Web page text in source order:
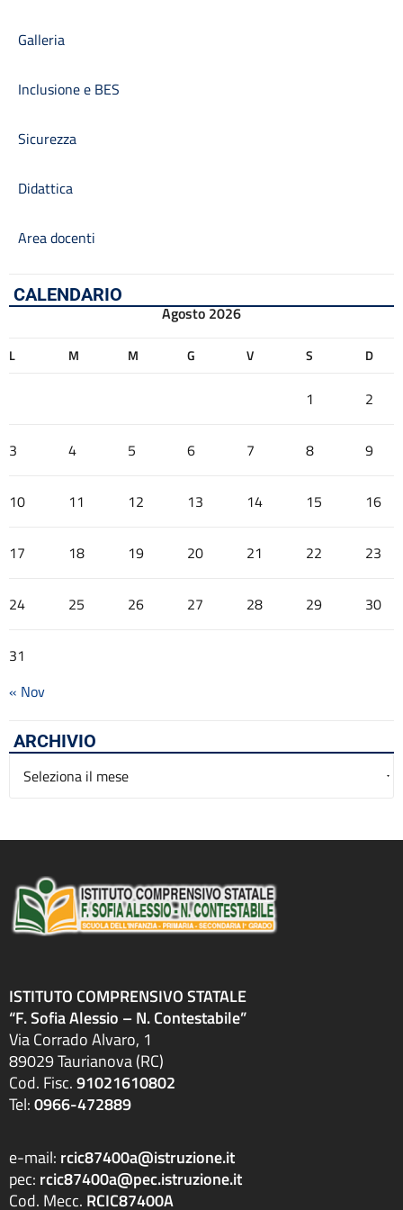
Galleria
Inclusione e BES
Sicurezza
Didattica
Area docenti
CALENDARIO
Agosto 2026
L M M G V S D
1 2
3 4 5 6 7 8 9
10 11 12 13 14 15 16
17 18 19 20 21 22 23
24 25 26 27 28 29 30
31
« Nov
ARCHIVIO
Archivio
ISTITUTO COMPRENSIVO STATALE
“F. Sofia Alessio – N. Contestabile”
Via Corrado Alvaro, 1
89029 Taurianova (RC)
Cod. Fisc.91021610802
Tel:0966-472889
e-mail: rcic87400a@istruzione.it
pec: rcic87400a@pec.istruzione.it
Cod. Mecc. RCIC87400A